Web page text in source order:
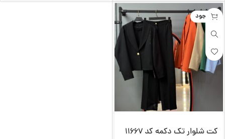
ناموجود
کت شلوار تک دکمه کد 11667